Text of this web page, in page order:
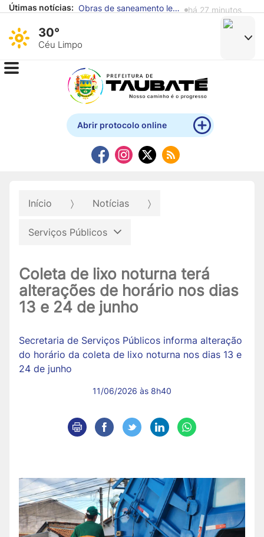
Útimas notícias: há 27 minutos
há 2 horas
30°
Céu Limpo
Abrir protocolo online
Início Notícias
Serviços Públicos
Coleta de lixo noturna terá
alterações de horário nos dias
13 e 24 de junho
Secretaria de Serviços Públicos informa alteração
do horário da coleta de lixo noturna nos dias 13 e
24 de junho
11/06/2026 às 8h40